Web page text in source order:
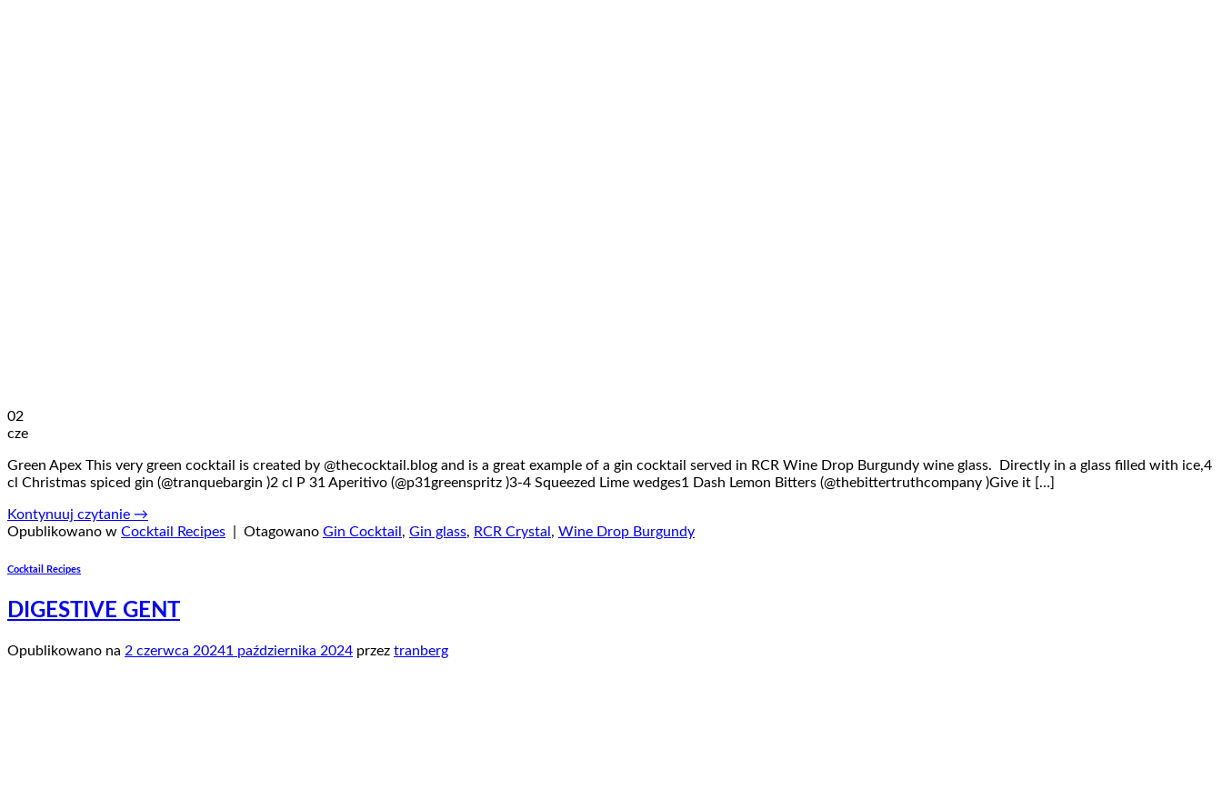
02
cze
Green Apex This very green cocktail is created by @thecocktail.blog and is a great example of a gin cocktail served in RCR Wine Drop Burgundy wine glass. Directly in a glass filled with ice,4
cl Christmas spiced gin (@tranquebargin )2 cl P 31 Aperitivo (@p31greenspritz )3-4 Squeezed Lime wedges1 Dash Lemon Bitters (@thebittertruthcompany )Give it […]
Kontynuuj czytanie →
Opublikowano w Cocktail Recipes Otagowano Gin Cocktail , Gin glass, RCR Crystal , Wine Drop Burgundy
Cocktail Recipes
DIGESTIVE GENT
Opublikowano na 2 czerwca 20241 października 2024 przez tranberg